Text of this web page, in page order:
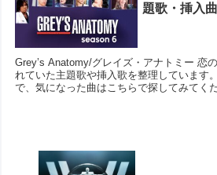
題歌・挿入
Grey’s Anatomy/グレイズ・アナトミー 恋
れていた主題歌や挿入歌を整理しています
で、気になった曲はこちらで探してみてく